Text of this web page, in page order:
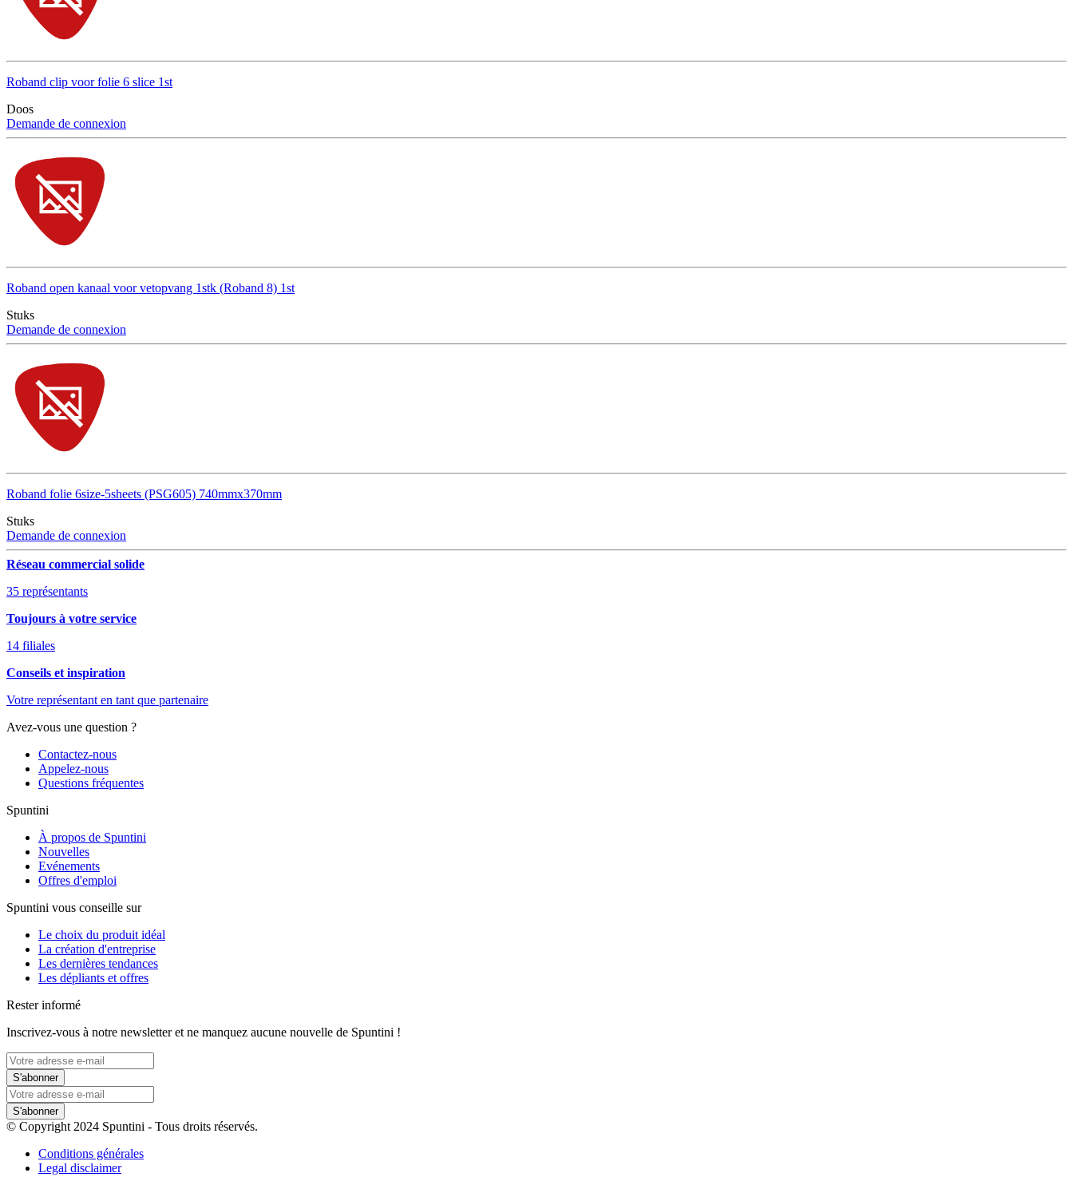
Roband clip voor folie 6 slice 1st
Doos
Demande de connexion
Roband open kanaal voor vetopvang 1stk (Roband 8) 1st
Stuks
Demande de connexion
Roband folie 6size-5sheets (PSG605) 740mmx370mm
Stuks
Demande de connexion
Réseau commercial solide
35 représentants
Toujours à votre service
14 filiales
Conseils et inspiration
Votre représentant en tant que partenaire
Avez-vous une question ?
Contactez-nous
Appelez-nous
Questions fréquentes
Spuntini
À propos de Spuntini
Nouvelles
Evénements
Offres d'emploi
Spuntini vous conseille sur
Le choix du produit idéal
La création d'entreprise
Les dernières tendances
Les dépliants et offres
Rester informé
Inscrivez-vous à notre newsletter et ne manquez aucune nouvelle de Spuntini !
S'abonner
S'abonner
© Copyright 2024 Spuntini - Tous droits réservés.
Conditions générales
Legal disclaimer